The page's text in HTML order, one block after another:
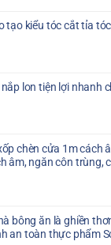
tạo kiểu tóc cắt tỉa
lon tiện lợi nhanh
chèn cửa 1m cách
âm, ngăn côn trùng,
bông ăn là ghiền
an toàn thực phẩm